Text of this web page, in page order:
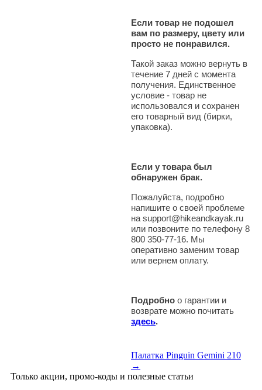
Если товар не подошел
вам по размеру, цвету или
просто не понравился.
Такой заказ можно вернуть в
течение 7 дней с момента
получения. Единственное
условие - товар не
использовался и сохранен
его товарный вид (бирки,
упаковка).
Если у товара был
обнаружен брак.
Пожалуйста, подробно
напишите о своей проблеме
на support@hikeandkayak.ru
или позвоните по телефону 8
800 350-77-16. Мы
оперативно заменим товар
или вернем оплату.
Подробно о гарантии и
возврате можно почитать
здесь.
Палатка Pinguin Gemini 210
→
Только акции, промо-коды и полезные статьи